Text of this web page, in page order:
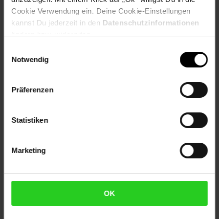
Cookie Verwendung ein. Deine Cookie-Einstellungen
kannst Du jederzeit in den Datenschutzinformationen
Notwendig
Präferenzen
Statistiken
Marketing
OK
Tubeless Ready
Batt-Reg.-Nr. DE: 35726610
Farbe: schwarz
ProdSV PLZ: 51580
ProdSV Ort: Reichshof
Reichshof, Germany